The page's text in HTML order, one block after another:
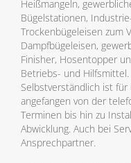
Heißmangeln,
Bügelstationen,
Trockenbügeleisen zum
Dampfbügeleisen,
Finisher, Hosentopper
Betriebs- und Hilfsmittel.
Selbstverständlich ist
angefangen von der
Terminen bis hin zu
Abwicklung. Auch bei
Ansprechpartner.